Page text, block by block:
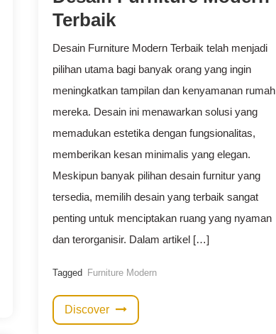
Terbaik
Desain Furniture Modern Terbaik telah menjadi
pilihan utama bagi banyak orang yang ingin
meningkatkan tampilan dan kenyamanan rumah
mereka. Desain ini menawarkan solusi yang
memadukan estetika dengan fungsionalitas,
memberikan kesan minimalis yang elegan.
Meskipun banyak pilihan desain furnitur yang
tersedia, memilih desain yang terbaik sangat
penting untuk menciptakan ruang yang nyaman
dan terorganisir. Dalam artikel […]
Tagged Furniture Modern
Discover